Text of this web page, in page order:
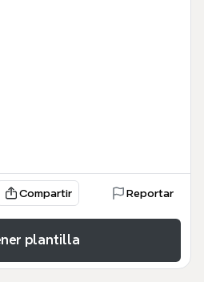
Compartir Reportar
plantilla